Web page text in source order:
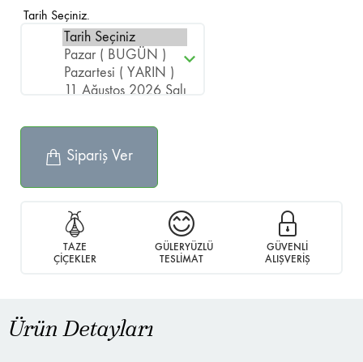
Tarih Seçiniz.
Sipariş Ver
TAZE
ÇİÇEKLER
GÜLERYÜZLÜ
TESLİMAT
GÜVENLİ
ALIŞVERİŞ
Ürün Detayları